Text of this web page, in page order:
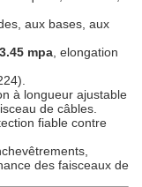
aux bases, aux
3.45 mpa , elongation
à longueur ajustable
de câbles.
fiable contre
des faisceaux de